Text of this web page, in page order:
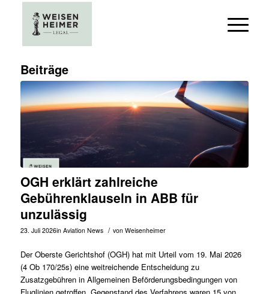
Beiträge
OGH erklärt zahlreiche
Gebührenklauseln in ABB für
unzulässig
23. Juli 2026in Aviation News / von Weisenheimer
Der Oberste Gerichtshof (OGH) hat mit Urteil vom 19. Mai 2026
(4 Ob 170/25s) eine weitreichende Entscheidung zu
Zusatzgebühren in Allgemeinen Beförderungsbedingungen von